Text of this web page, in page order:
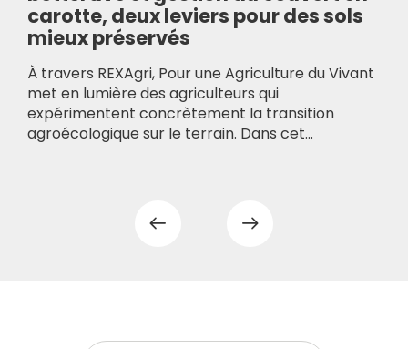
carotte, deux leviers pour des sols
mieux préservés
À travers REXAgri, Pour une Agriculture du Vivant
met en lumière des agriculteurs qui
expérimentent concrètement la transition
agroécologique sur le terrain. Dans cet...